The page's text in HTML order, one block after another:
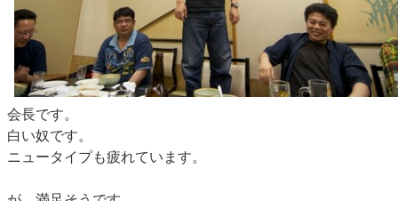
会長です。
白い奴です。
ニュータイプも疲れています。